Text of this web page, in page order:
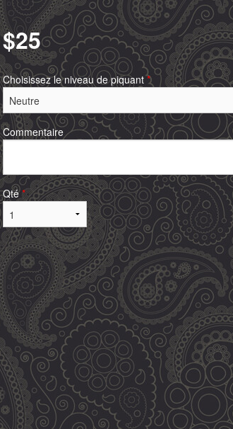
Naan à l'ail
$8.00
$25
Choisissez le niveau de piquant*
Commentaire
Qté*